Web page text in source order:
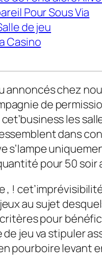
Pour Sous Via
de jeu
Casino
annoncés chez
de
les
dans
s’lampe
pour 50 soir
!
au sujet
critères pour
de jeu va stipuler
pourboire levant